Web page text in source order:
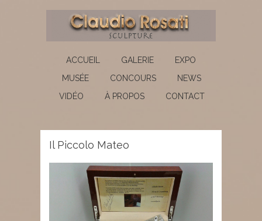
ACCUEIL GALERIE
EXPO
MUSÉE
CONCOURS
NEWS
VIDÉO
À PROPOS CONTACT
Il Piccolo Mateo